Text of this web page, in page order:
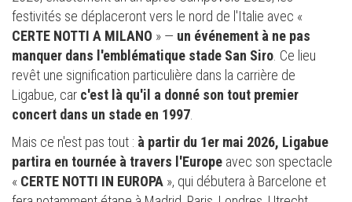
festivités se déplaceront vers le nord de l'Italie avec «
CERTE NOTTI A MILANO » — un événement à ne pas
manquer dans l'emblématique stade San Siro. Ce lieu
revêt une signification particulière dans la carrière de
Ligabue, car c'est là qu'il a donné son tout premier
concert dans un stade en 1997.
Mais ce n'est pas tout : à partir du 1er mai 2026, Ligabue
partira en tournée à travers l'Europe avec son spectacle
« CERTE NOTTI IN EUROPA », qui débutera à Barcelone et